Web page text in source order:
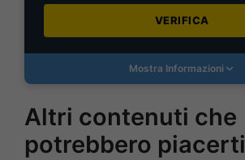
VERIFICA
Mostra Informazioni
Altri contenuti che
potrebbero piacerti